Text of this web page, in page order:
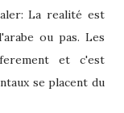
La realité est
ou pas. Les
et c'est
se placent du